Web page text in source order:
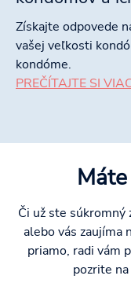
Získajte odpovede
vašej veľkosti
kondóme.
PREČÍTAJTE SI
Či už ste súkromný
alebo vás zaujíma
priamo, radi vám
pozrite